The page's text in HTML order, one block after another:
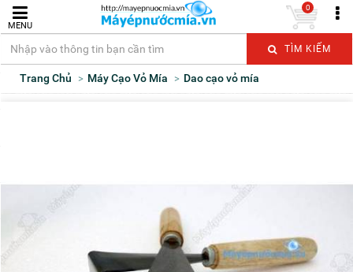
MENU
TÌM KIẾM
0
Trang Chủ Máy Cạo Vỏ Mía Dao cạo vỏ mía